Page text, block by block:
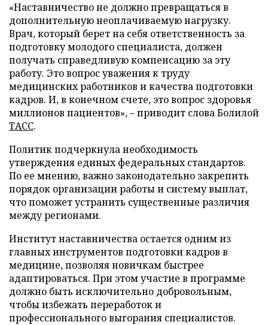
«Наставничество не должно превращаться в
дополнительную неоплачиваемую нагрузку.
Врач, который берет на себя ответственность за
подготовку молодого специалиста, должен
получать справедливую компенсацию за эту
работу. Это вопрос уважения к труду
медицинских работников и качества подготовки
кадров. И, в конечном счете, это вопрос здоровья
миллионов пациентов», – приводит слова Болилой
ТАСС.
Политик подчеркнула необходимость
утверждения единых федеральных стандартов.
По ее мнению, важно законодательно закрепить
порядок организации работы и систему выплат,
что поможет устранить существенные различия
между регионами.
Институт наставничества остается одним из
главных инструментов подготовки кадров в
медицине, позволяя новичкам быстрее
адаптироваться. При этом участие в программе
должно быть исключительно добровольным,
чтобы избежать переработок и
профессионального выгорания специалистов.